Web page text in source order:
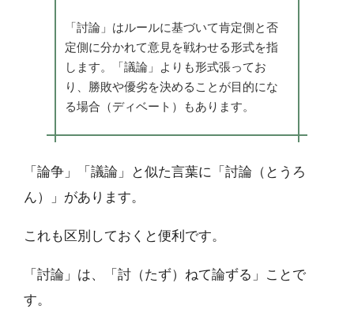
「討論」はルールに基づいて肯定側と否
定側に分かれて意見を戦わせる形式を指
します。「議論」よりも形式張ってお
り、勝敗や優劣を決めることが目的にな
る場合（ディベート）もあります。
「論争」「議論」と似た言葉に「討論（とうろ
ん）」があります。
これも区別しておくと便利です。
「討論」は、「討（たず）ねて論ずる」ことで
す。